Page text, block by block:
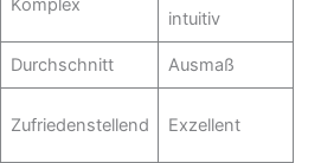
Komplex
intuitiv
Durchschnitt Ausmaß
Zufriedenstellend Exzellent